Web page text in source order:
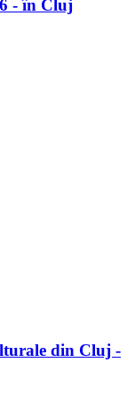
- în Cluj
din Cluj -